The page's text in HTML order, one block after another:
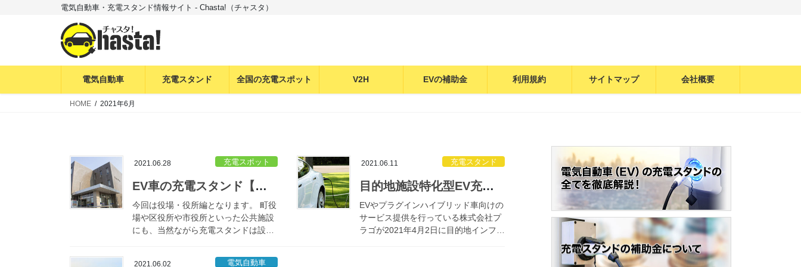
ツ
ス
シ
ン
電気自動車・充電スタンド情報サイト - Chasta!（チャスタ）
電気自動車 充電スタンド 全国の充電スポット V2H EVの補助金 利用規約 サイトマップ 会社概要
HOME 2021年6月
2021.06.28 充電スポット
EV車の充電スタンド【役場・役所編】
今回は役場・役所編となります。 町役
場や区役所や市役所といった公共施設
にも、当然ながら充電スタンドは設置
動車の所有者が役場や役所の充電スタ
2021.06.11 充電スタンド
目的地施設特化型EV充電スタンド”PLUGO BAR”って一体何？
EVやプラグインハイブリッド車向けの
サービス提供を行っている株式会社プ
ラゴが2021年4月2日に目的地インフラ
2021.06.02 電気自動車